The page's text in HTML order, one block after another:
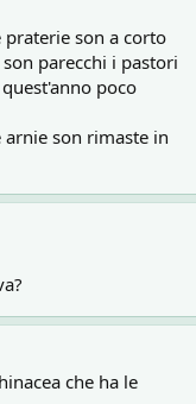
son a corto
parecchi i pastori
poco
arnie son rimaste in
che ha le